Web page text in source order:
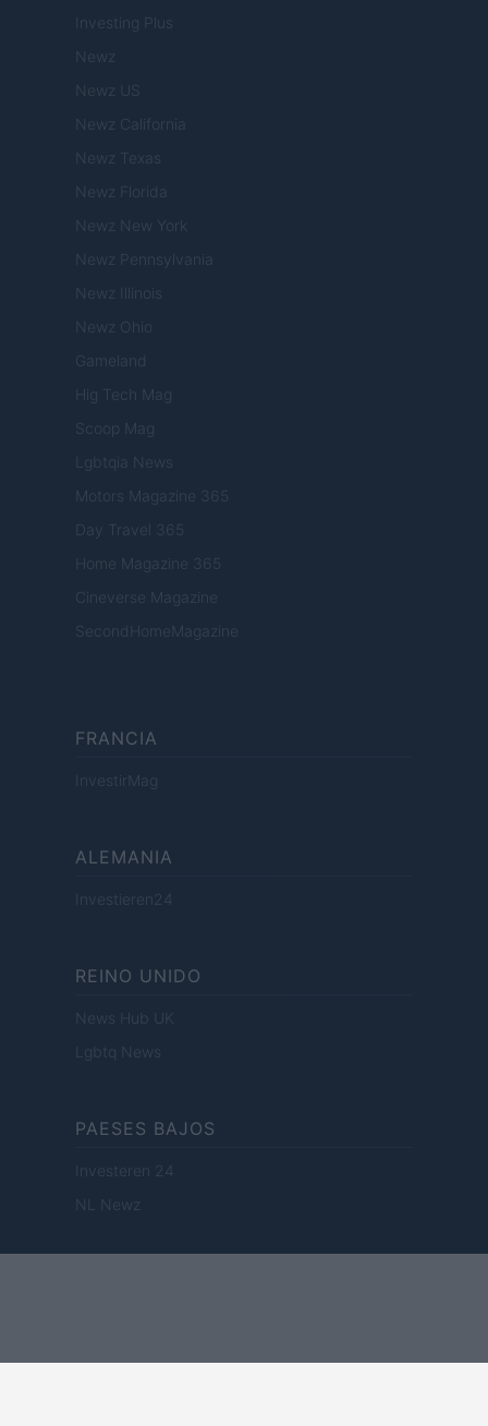
Investing Plus
Newz
Newz US
Newz California
Newz Texas
Newz Florida
Newz New York
Newz Pennsylvania
Newz Illinois
Newz Ohio
Gameland
Hig Tech Mag
Scoop Mag
Lgbtqia News
Motors Magazine 365
Day Travel 365
Home Magazine 365
Cineverse Magazine
SecondHomeMagazine
FRANCIA
InvestirMag
ALEMANIA
Investieren24
REINO UNIDO
News Hub UK
Lgbtq News
PAESES BAJOS
Investeren 24
NL Newz